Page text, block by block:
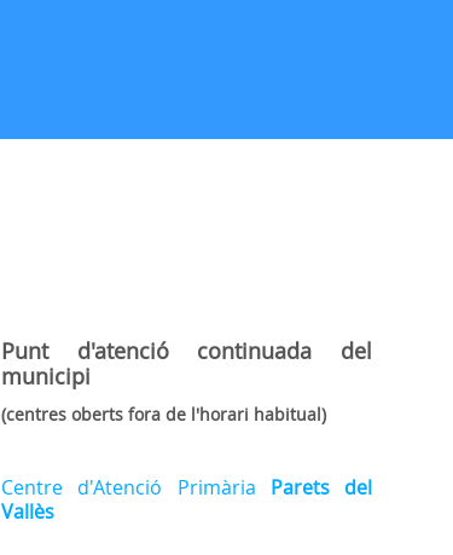
Punt d'atenció continuada del
municipi
(centres oberts fora de l'horari habitual)
Centre d'Atenció Primària Parets del
Vallès